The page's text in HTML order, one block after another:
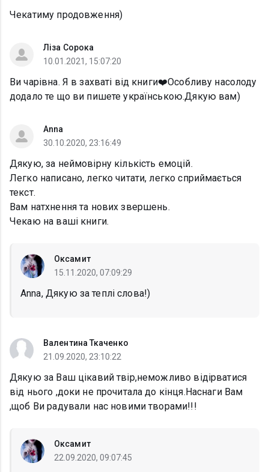
Чекатиму продовження)
Ліза Сорока
10.01.2021, 15:07:20
Ви чарівна. Я в захваті від книги❤️Особливу насолоду
додало те що ви пишете українською.Дякую вам)
Anna
30.10.2020, 23:16:49
Дякую, за неймовірну кількість емоцій.
Легко написано, легко читати, легко сприймається
текст.
Вам натхнення та нових звершень.
Чекаю на ваші книги.
Оксамит
15.11.2020, 07:09:29
Anna, Дякую за теплі слова!)
Валентина Ткаченко
21.09.2020, 23:10:22
Дякую за Ваш цікавий твір,неможливо відірватися
від нього ,доки не прочитала до кінця.Наснаги Вам
,щоб Ви радували нас новими творами!!!
Оксамит
22.09.2020, 09:07:45